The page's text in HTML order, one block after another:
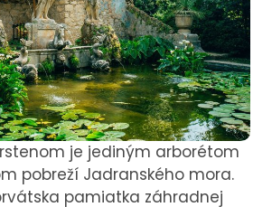
je jediným arborétom
pobreží Jadranského mora.
pamiatka záhradnej